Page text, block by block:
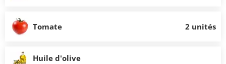
Tomate 2 unités
Huile d'olive